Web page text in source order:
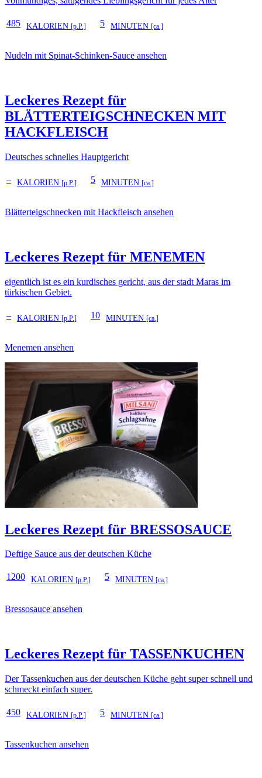
485 KALORIEN [p.P.] 5 MINUTEN [ca.]
Nudeln mit Spinat-Schinken-Sauce ansehen
Leckeres Rezept für
BLÄTTERTEIGSCHNECKEN MIT
HACKFLEISCH
Deutsches schnelles Hauptgericht
– KALORIEN [p.P.] 5 MINUTEN [ca.]
Blätterteigschnecken mit Hackfleisch ansehen
Leckeres Rezept für MENEMEN
eigentlich ist es ein kurdisches gericht, aus der stadt Maras im
türkischen Gebiet.
– KALORIEN [p.P.] 10 MINUTEN [ca.]
Menemen ansehen
Leckeres Rezept für BRESSOSAUCE
Deftige Sauce aus der deutschen Küche
1200 KALORIEN [p.P.] 5 MINUTEN [ca.]
Bressosauce ansehen
Leckeres Rezept für TASSENKUCHEN
Der Tassenkuchen aus der deutschen Küche geht super schnell und
schmeckt einfach super.
450 KALORIEN [p.P.] 5 MINUTEN [ca.]
Tassenkuchen ansehen